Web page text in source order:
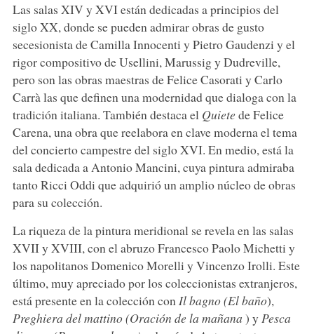
Las salas XIV y XVI están dedicadas a principios del
siglo XX, donde se pueden admirar obras de gusto
secesionista de Camilla Innocenti y Pietro Gaudenzi y el
rigor compositivo de Usellini, Marussig y Dudreville,
pero son las obras maestras de Felice Casorati y Carlo
Carrà las que definen una modernidad que dialoga con la
tradición italiana. También destaca elQuietede Felice
Carena, una obra que reelabora en clave moderna el tema
del concierto campestre del siglo XVI. En medio, está la
sala dedicada a Antonio Mancini, cuya pintura admiraba
tanto Ricci Oddi que adquirió un amplio núcleo de obras
para su colección.
La riqueza de la pintura meridional se revela en las salas
XVII y XVIII, con el abruzo Francesco Paolo Michetti y
los napolitanos Domenico Morelli y Vincenzo Irolli. Este
último, muy apreciado por los coleccionistas extranjeros,
está presente en la colección conIl bagno (El baño),
Preghiera del mattino (Oración de la mañana ) y Pesca